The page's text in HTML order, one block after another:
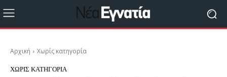
Αρχική Χωρίς κατηγορία
ΧΩΡΊΣ ΚΑΤΗΓΟΡΊΑ